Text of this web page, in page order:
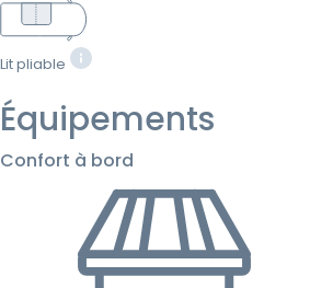
Lit pliable
Équipements
Confort à bord